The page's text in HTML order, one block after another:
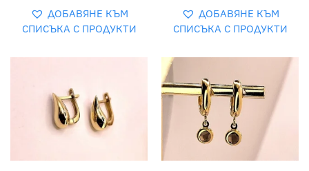
ДОБАВЯНЕ КЪМ
СПИСЪКА С ПРОДУКТИ
ДОБАВЯНЕ КЪМ
СПИСЪКА С ПРОДУКТИ